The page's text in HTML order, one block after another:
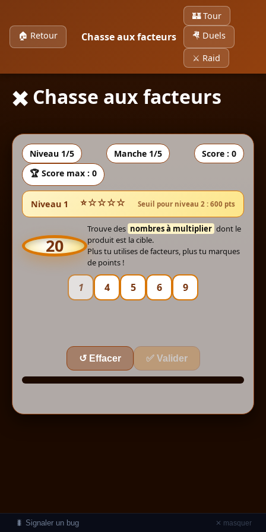
🏠 Retour Chasse aux facteurs
🏰 Tour
🤻 Duels
⚔️ Raid
✖️ Chasse aux facteurs
Niveau 1/5 Manche 1/5 Score : 0
🏆 Score max : 0
Niveau 1 ⭐☆☆☆☆ Seuil pour niveau 2 : 600 pts
20
Trouve des nombres à multiplier dont le
produit est la cible.
Plus tu utilises de facteurs, plus tu marques
de points !
1 4 5 6 9
↺ Effacer ✅ Valider
🐛 Signaler un bug ✕ masquer